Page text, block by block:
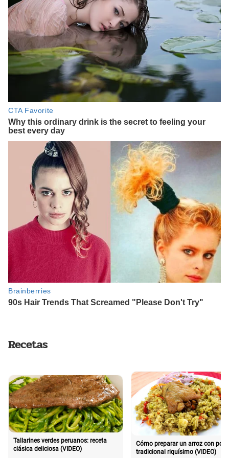
Recetas
Tallarines verdes peruanos: receta
clásica deliciosa (VIDEO)
Cómo preparar un arroz con pollo
tradicional riquísimo (VIDEO)